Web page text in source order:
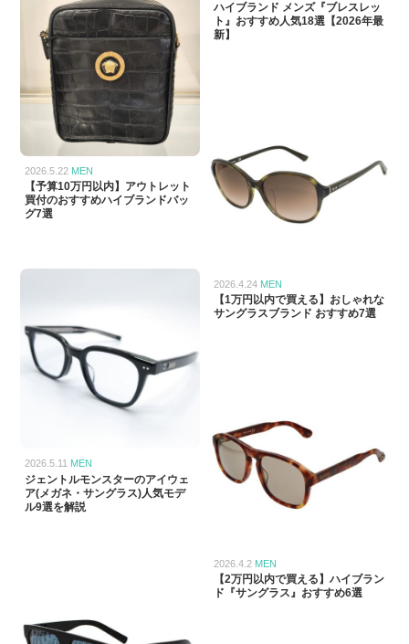
2026.5.22 MEN
【予算10万円以内】アウトレット
買付のおすすめハイブランドバッ
グ7選
2026.5.11 MEN
ジェントルモンスターのアイウェ
ア(メガネ・サングラス)人気モデ
ル9選を解説
ハイブランド メンズ『ブレスレッ
ト』おすすめ人気18選【2026年最
新】
2026.4.24 MEN
【1万円以内で買える】おしゃれな
サングラスブランド おすすめ7選
2026.4.2 MEN
【2万円以内で買える】ハイブラン
ド『サングラス』おすすめ6選